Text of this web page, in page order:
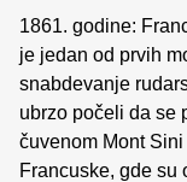
1861. godine:
je jedan od prvih
snabdevanje
ubrzo počeli da se
čuvenom Mont
Francuske, gde